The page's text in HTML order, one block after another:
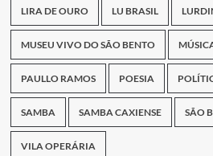
LIRA DE OURO LU BRASIL
MUSEU VIVO DO SÃO BENTO
PAULLO RAMOS POESIA
SAMBA SAMBA CAXIENSE SÃO
VILA OPERÁRIA